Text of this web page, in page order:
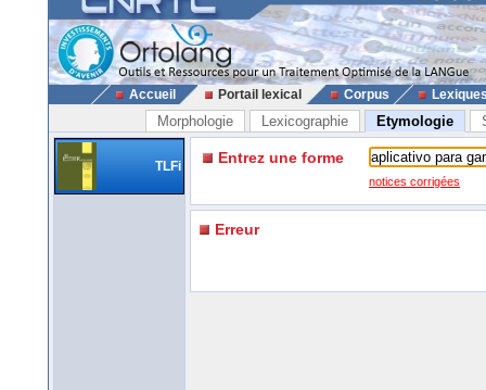
Accueil Portail lexical Corpus
Morphologie Lexicographie Etymologie
TLFi Entrez une forme
notices corrigées
Erreur